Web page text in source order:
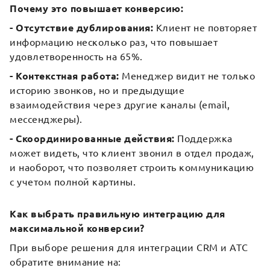
Почему это повышает конверсию:
- Отсутствие дублирования: Клиент не повторяет
информацию несколько раз, что повышает
удовлетворенность на 65%.
- Контекстная работа: Менеджер видит не только
историю звонков, но и предыдущие
взаимодействия через другие каналы (email,
мессенджеры).
- Скоординированные действия: Поддержка
может видеть, что клиент звонил в отдел продаж,
и наоборот, что позволяет строить коммуникацию
с учетом полной картины.
Как выбрать правильную интеграцию для
максимальной конверсии?
При выборе решения для интеграции CRM и АТС
обратите внимание на: